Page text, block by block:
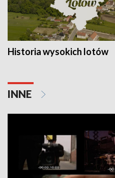
Historia wysokich lotów
INNE